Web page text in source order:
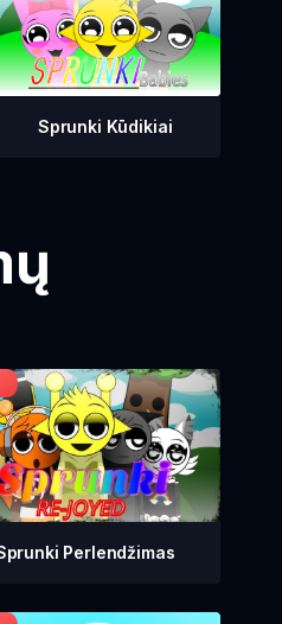
Sprunki Kūdikiai
Perlendžimas